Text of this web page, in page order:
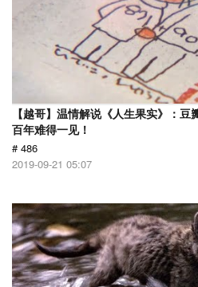
【越哥】温情解说《人生果实》：豆
百年难得一见！
# 486
2019-09-21 05:07